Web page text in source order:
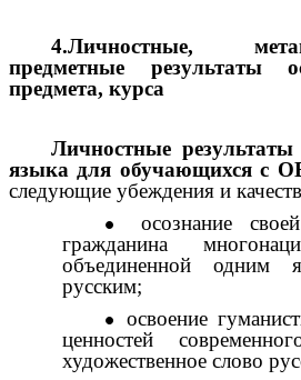
4.Личностные,
предметные результаты
предмета, курса
Личностные результаты
языка для обучающихся с
следующие убеждения и
осознание
гражданина
объединенной одним
русским;
освоение
ценностей
художественное слово